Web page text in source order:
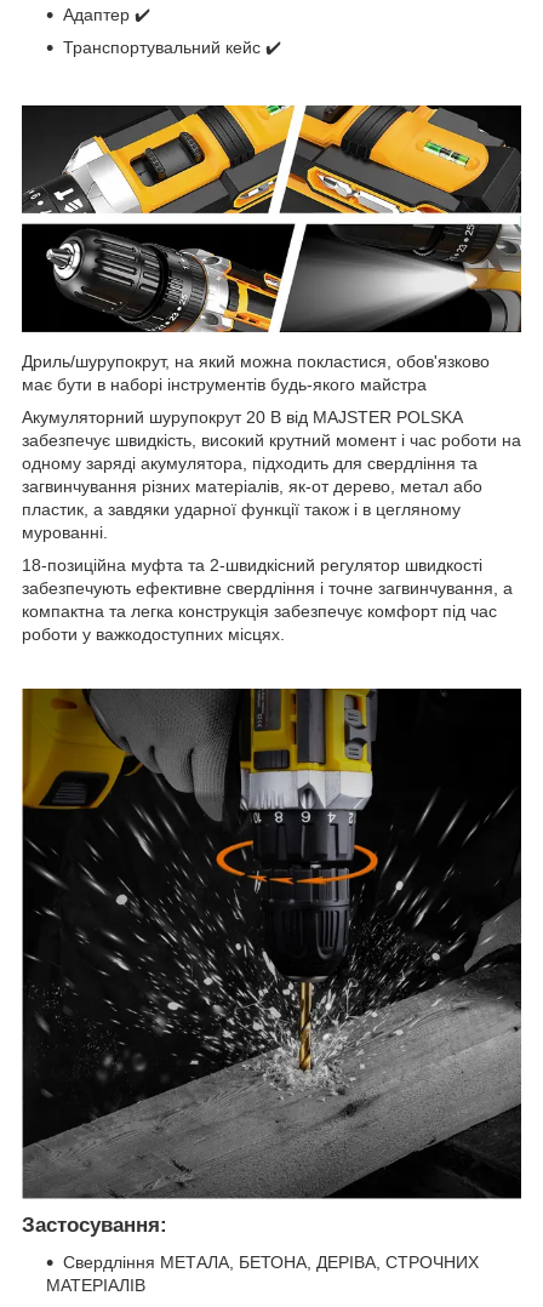
Адаптер ✔️
Транспортувальний кейс ✔️
Дриль/шурупокрут, на який можна покластися, обов'язково
має бути в наборі інструментів будь-якого майстра
Акумуляторний шурупокрут 20 В від MAJSTER POLSKA
забезпечує швидкість, високий крутний момент і час роботи на
одному заряді акумулятора, підходить для свердління та
загвинчування різних матеріалів, як-от дерево, метал або
пластик, а завдяки ударної функції також і в цегляному
мурованні.
18-позиційна муфта та 2-швидкісний регулятор швидкості
забезпечують ефективне свердління і точне загвинчування, а
компактна та легка конструкція забезпечує комфорт під час
роботи у важкодоступних місцях.
Застосування:
Свердління МЕТАЛА, БЕТОНА, ДЕРІВА, СТРОЧНИХ
МАТЕРІАЛІВ